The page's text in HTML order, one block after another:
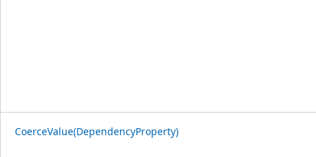
CoerceValue(DependencyProperty)